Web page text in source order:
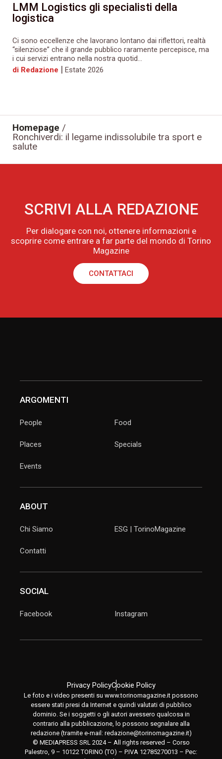
LMM Logistics gli specialisti della
logistica
Ci sono eccellenze che lavorano lontano dai riflettori, realtà
“silenziose” che il grande pubblico raramente percepisce, ma
i cui servizi entrano nella nostra quotid...
di Redazione | Estate 2026
Homepage /
Ronchiverdi: il legame indissolubile tra sport e
salute
SCRIVI ALLA REDAZIONE
Per dialogare con noi, ottenere informazioni e
scoprire come entrare a far parte del mondo di Torino
Magazine
CONTATTACI
ARGOMENTI
People
Places
Events
Food
Specials
ABOUT
Chi Siamo
Contatti
ESG | TorinoMagazine
SOCIAL
Facebook Instagram
Privacy PolicyCookie Policy
Le foto e i video presenti su www.torinomagazine.it possono
essere stati presi da Internet e quindi valutati di pubblico
dominio. Se i soggetti o gli autori avessero qualcosa in
contrario alla pubblicazione, lo possono segnalare alla
redazione (tramite e-mail: redazione@torinomagazine.it)
© MEDIAPRESS SRL 2024 – All rights reserved – Corso
Palestro, 9 – 10122 TORINO (TO) – P.IVA 12785270013 – Pec: